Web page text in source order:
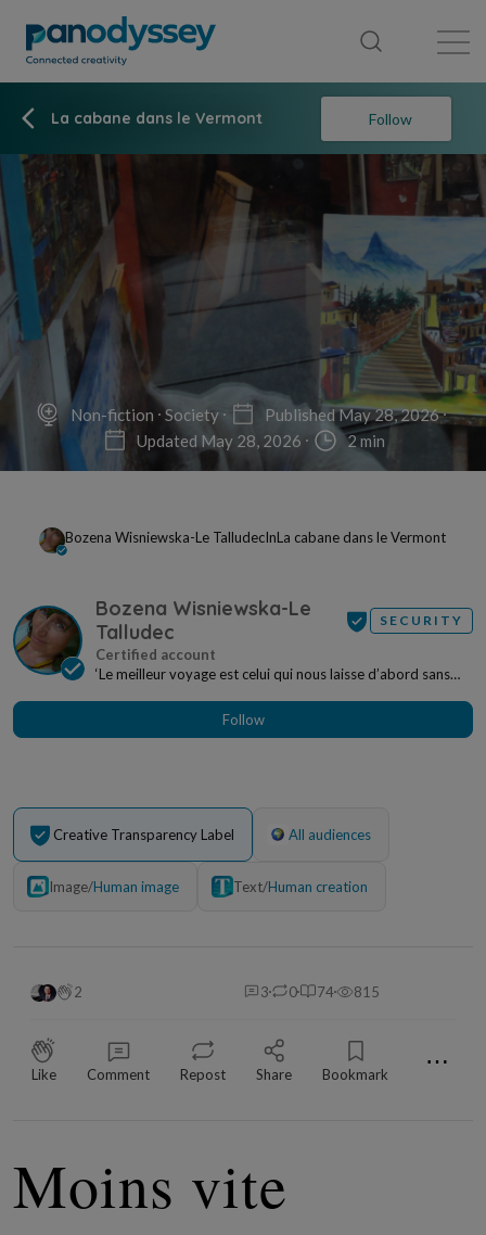
La cabane dans le Vermont Follow
Non-fiction Society
Published May 28, 2026
Updated May 28, 2026
2 min
Bozena Wisniewska-Le TalludecInLa cabane dans le Vermont
Bozena Wisniewska-Le
Talludec
SECURITY
‘Le meilleur voyage est celui qui nous laisse d’abord sans
Follow
Creative Transparency Label All audiences
Image/Human image Text/Human creation
2 3 0 74 815
Like Comment Repost Share Bookmark ⋯
Moins vite